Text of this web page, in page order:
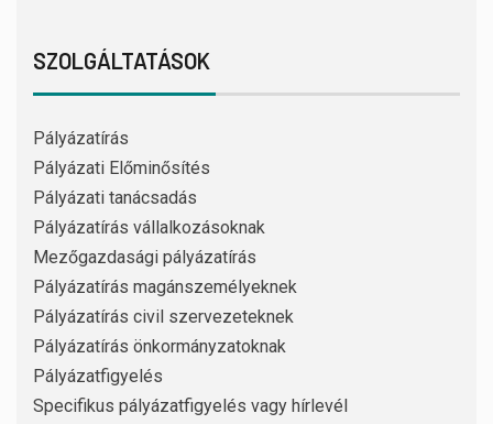
SZOLGÁLTATÁSOK
Pályázatírás
Pályázati Előminősítés
Pályázati tanácsadás
Pályázatírás vállalkozásoknak
Mezőgazdasági pályázatírás
Pályázatírás magánszemélyeknek
Pályázatírás civil szervezeteknek
Pályázatírás önkormányzatoknak
Pályázatfigyelés
Specifikus pályázatfigyelés vagy hírlevél